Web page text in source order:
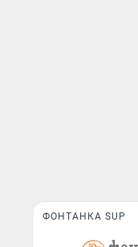
ФОНТАНКА SUP